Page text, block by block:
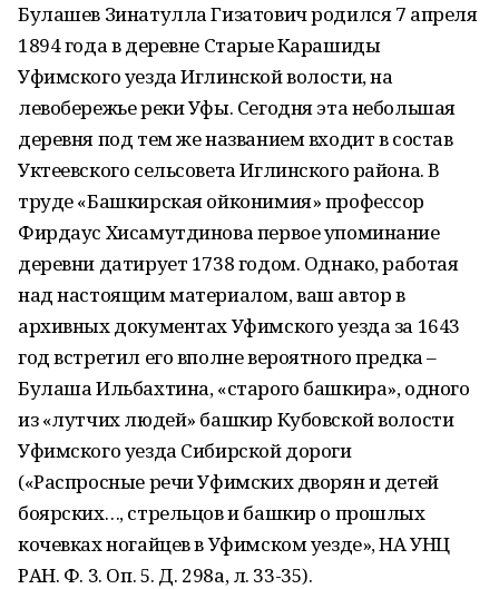
Булашев Зинатулла Гизатович родился 7 апреля
1894 года в деревне Старые Карашиды
Уфимского уезда Иглинской волости, на
левобережье реки Уфы. Сегодня эта небольшая
деревня под тем же названием входит в состав
Уктеевского сельсовета Иглинского района. В
труде «Башкирская ойконимия» профессор
Фирдаус Хисамутдинова первое упоминание
деревни датирует 1738 годом. Однако, работая
над настоящим материалом, ваш автор в
архивных документах Уфимского уезда за 1643
год встретил его вполне вероятного предка –
Булаша Ильбахтина, «старого башкира», одного
из «лутчих людей» башкир Кубовской волости
Уфимского уезда Сибирской дороги
(«Распросные речи Уфимских дворян и детей
боярских…, стрельцов и башкир о прошлых
кочевках ногайцев в Уфимском уезде», НА УНЦ
РАН. Ф. 3. Оп. 5. Д. 298а, л. 33-35).